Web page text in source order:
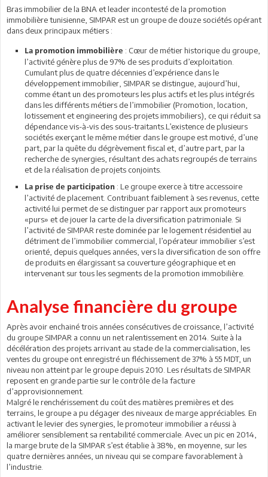
Bras immobilier de la BNA et leader incontesté de la promotion
immobilière tunisienne, SIMPAR est un groupe de douze sociétés opérant
dans deux principaux métiers :
La promotion immobilière : Cœur de métier historique du groupe,
l’activité génère plus de 97% de ses produits d’exploitation.
Cumulant plus de quatre décennies d’expérience dans le
développement immobilier, SIMPAR se distingue, aujourd’hui,
comme étant un des promoteurs les plus actifs et les plus intégrés
dans les différents métiers de l’immobilier (Promotion, location,
lotissement et engineering des projets immobiliers), ce qui réduit sa
dépendance vis-à-vis des sous-traitants.L’existence de plusieurs
sociétés exerçant le même métier dans le groupe est motivé, d’une
part, par la quête du dégrèvement fiscal et, d’autre part, par la
recherche de synergies, résultant des achats regroupés de terrains
et de la réalisation de projets conjoints.
La prise de participation : Le groupe exerce à titre accessoire
l’activité de placement. Contribuant faiblement à ses revenus, cette
activité lui permet de se distinguer par rapport aux promoteurs
«purs» et de jouer la carte de la diversification patrimoniale. Si
l’activité de SIMPAR reste dominée par le logement résidentiel au
détriment de l’immobilier commercial, l’opérateur immobilier s’est
orienté, depuis quelques années, vers la diversification de son offre
de produits en élargissant sa couverture géographique et en
intervenant sur tous les segments de la promotion immobilière.
Analyse financière du groupe
Après avoir enchainé trois années consécutives de croissance, l’activité
du groupe SIMPAR a connu un net ralentissement en 2014. Suite à la
décélération des projets arrivant au stade de la commercialisation, les
ventes du groupe ont enregistré un fléchissement de 37% à 55 MDT, un
niveau non atteint par le groupe depuis 2010. Les résultats de SIMPAR
reposent en grande partie sur le contrôle de la facture
d’approvisionnement.
Malgré le renchérissement du coût des matières premières et des
terrains, le groupe a pu dégager des niveaux de marge appréciables. En
activant le levier des synergies, le promoteur immobilier a réussi à
améliorer sensiblement sa rentabilité commerciale. Avec un pic en 2014,
la marge brute de la SIMPAR s’est établie à 38%, en moyenne, sur les
quatre dernières années, un niveau qui se compare favorablement à
l’industrie.